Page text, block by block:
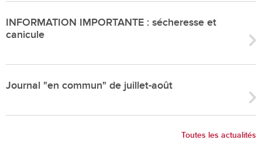
INFORMATION IMPORTANTE : sécheresse et
canicule
Journal "en commun" de juillet-août
Toutes les actualités